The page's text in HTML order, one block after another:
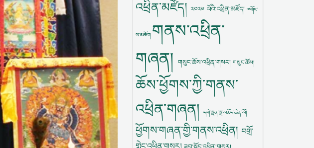
འཕྲིན་མཛོད། ༢༠༢༦ ལོའི་འཕྲིན་མཛོད། ༧གོང་
ས་མཆོག གནས་འཕྲིན་
གཞན།
གསུང་ཆོས་འཕྲིན་གསར། གསུང་ཆོས།
ཆོས་ཕྱོགས་ཀྱི་གནས་
འཕྲིན་གཞན།
དགེ་ལྡན་ལྔ་མཆོད་ཆེན་མོ།
ཕྱོགས་གཞན་གྱི་གནས་འཕྲིན། བགྲོ་
གླེང་འཕྲིན་གསར།